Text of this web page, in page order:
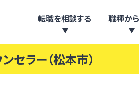
転職を相談する 職種か
セラー（松本市）